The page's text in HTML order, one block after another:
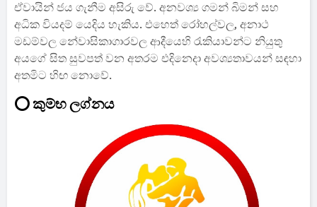
ඒවායින් ජය ගැනීම අසිරු වේ. අනවශ්‍ය ගමන් බිමන් සහ
අධික වියදම් යෙදිය හැකිය. එහෙත් රෝහල්වල, අනාථ
මඩම්වල නේවාසිකාගාරවල ආදීයෙහි රැකියාවන්ට නියුතු
අයගේ සිත සුවපත් වන අතරම එදිනෙදා අවශ්‍යතාවයන් සඳහා
අතමිට හිඟ නොවේ.
⭕ කුම්භ ලග්නය